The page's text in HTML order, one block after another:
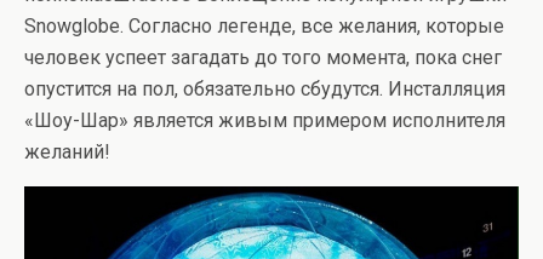
Snowglobe. Согласно легенде, все желания, которые
человек успеет загадать до того момента, пока снег
опустится на пол, обязательно сбудутся. Инсталляция
«Шоу-Шар» является живым примером исполнителя
желаний!